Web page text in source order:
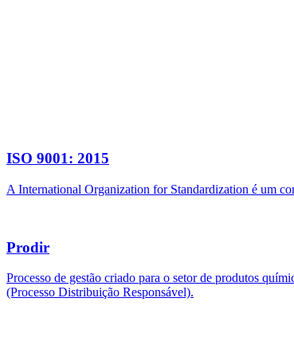
ISO 9001: 2015
A International Organization for Standardization é um
Prodir
Processo de gestão criado para o setor de produtos
(Processo Distribuição Responsável).